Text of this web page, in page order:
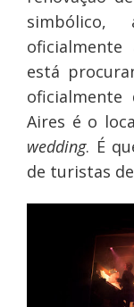
simbólico,
está
oficialmente
Aires é o
wedding. É
de turistas